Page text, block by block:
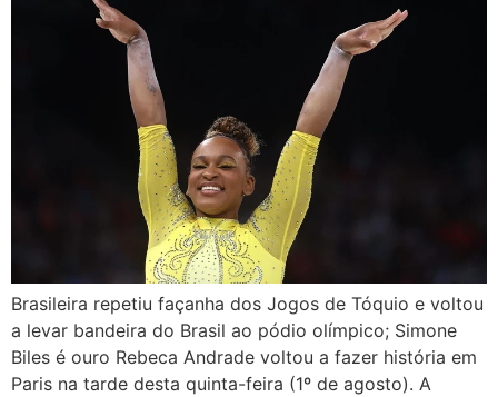
Brasileira repetiu façanha dos Jogos de Tóquio e voltou
a levar bandeira do Brasil ao pódio olímpico; Simone
Biles é ouro Rebeca Andrade voltou a fazer história em
Paris na tarde desta quinta-feira (1º de agosto). A